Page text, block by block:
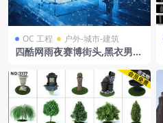
OC 工程 户外-城市-建筑
四酷网雨夜赛博街头,黑衣男